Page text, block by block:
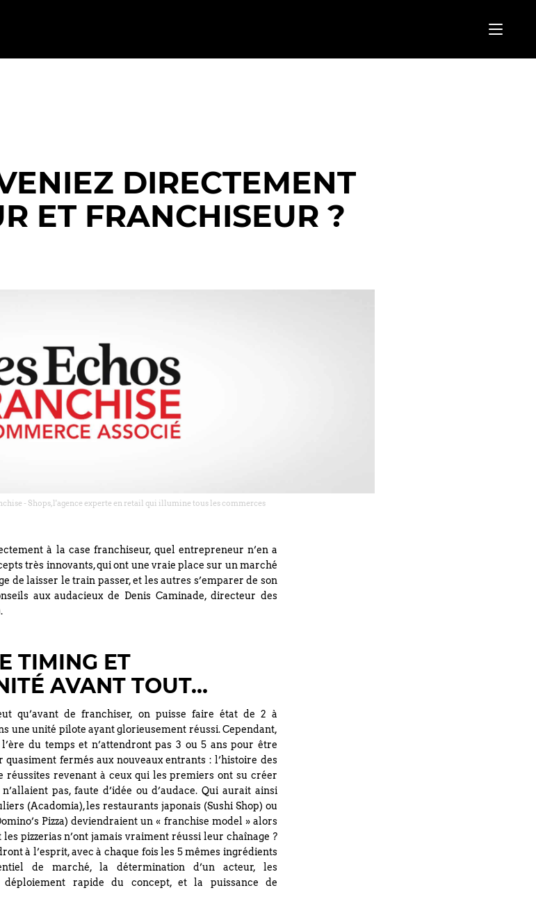
DIRECTEMENT
ET FRANCHISEUR ?
- Shops, l'agence experte en retail qui illumine tous les commerces
à la case franchiseur, quel entrepreneur n’en a
très innovants, qui ont une vraie place sur un marché
de laisser le train passer, et les autres s’emparer de son
aux audacieux de Denis Caminade, directeur des
TIMING ET
AVANT TOUT…
qu’avant de franchiser, on puisse faire état de 2 à
une unité pilote ayant glorieusement réussi. Cependant,
du temps et n’attendront pas 3 ou 5 ans pour être
fermés aux nouveaux entrants : l’histoire des
réussites revenant à ceux qui les premiers ont su créer
pas, faute d’idée ou d’audace. Qui aurait ainsi
(Acadomia), les restaurants japonais (Sushi Shop) ou
Pizza) deviendraient un « franchise model » alors
pizzerias n’ont jamais vraiment réussi leur chaînage ?
à l’esprit, avec à chaque fois les 5 mêmes ingrédients
de marché, la détermination d’un acteur, les
déploiement rapide du concept, et la puissance de